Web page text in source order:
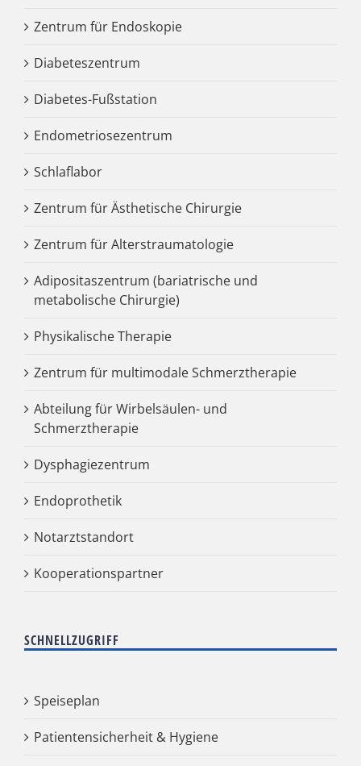
Zentrum für Endoskopie
Diabeteszentrum
Diabetes-Fußstation
Endometriosezentrum
Schlaflabor
Zentrum für Ästhetische Chirurgie
Zentrum für Alterstraumatologie
Adipositaszentrum (bariatrische und
metabolische Chirurgie)
Physikalische Therapie
Zentrum für multimodale Schmerztherapie
Abteilung für Wirbelsäulen- und
Schmerztherapie
Dysphagiezentrum
Endoprothetik
Notarztstandort
Kooperationspartner
SCHNELLZUGRIFF
Speiseplan
Patientensicherheit & Hygiene